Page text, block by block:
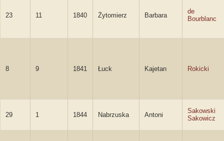
23 11 1840 Żytomierz Barbara
de
Bourblanc
8 9 1841 Łuck Kajetan Rokicki
29 1 1844 Nabrzuska Antoni
Sakowski
Sakowicz